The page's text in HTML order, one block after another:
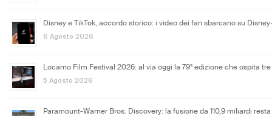
Disney e TikTok, accordo storico: i video dei fan sbarcano su
6 Agosto 2026
Locarno Film Festival 2026: al via oggi la 79ª edizione che ospita
5 Agosto 2026
Paramount-Warner Bros. Discovery: la fusione da 110,9 miliardi